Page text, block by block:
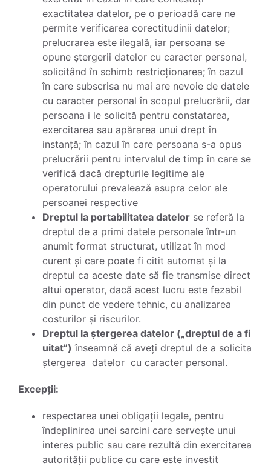
exactitatea datelor, pe o perioadă care ne
permite verificarea corectitudinii datelor;
prelucrarea este ilegală, iar persoana se
opune ștergerii datelor cu caracter personal,
solicitând în schimb restricționarea; în cazul
în care subscrisa nu mai are nevoie de datele
cu caracter personal în scopul prelucrării, dar
persoana i le solicită pentru constatarea,
exercitarea sau apărarea unui drept în
instanță; în cazul în care persoana s-a opus
prelucrării pentru intervalul de timp în care se
verifică dacă drepturile legitime ale
operatorului prevalează asupra celor ale
persoanei respective
Dreptul la portabilitatea datelor se referă la
dreptul de a primi datele personale într-un
anumit format structurat, utilizat în mod
curent și care poate fi citit automat și la
dreptul ca aceste date să fie transmise direct
altui operator, dacă acest lucru este fezabil
din punct de vedere tehnic, cu analizarea
costurilor și riscurilor.
Dreptul la ștergerea datelor („dreptul de a fi
uitat”) înseamnă că aveți dreptul de a solicita
ștergerea datelor cu caracter personal.
Excepții:
respectarea unei obligații legale, pentru
îndeplinirea unei sarcini care servește unui
interes public sau care rezultă din exercitarea
autorității publice cu care este investit